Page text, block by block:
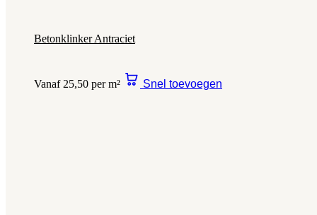
Betonklinker Antraciet
Vanaf 25,50 per m² Snel toevoegen